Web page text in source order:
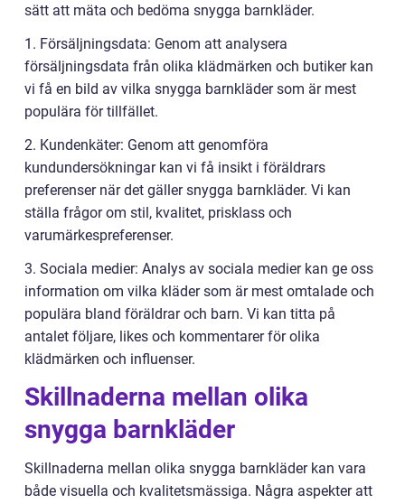
sätt att mäta och bedöma snygga barnkläder.
1. Försäljningsdata: Genom att analysera
försäljningsdata från olika klädmärken och butiker kan
vi få en bild av vilka snygga barnkläder som är mest
populära för tillfället.
2. Kundenkäter: Genom att genomföra
kundundersökningar kan vi få insikt i föräldrars
preferenser när det gäller snygga barnkläder. Vi kan
ställa frågor om stil, kvalitet, prisklass och
varumärkespreferenser.
3. Sociala medier: Analys av sociala medier kan ge oss
information om vilka kläder som är mest omtalade och
populära bland föräldrar och barn. Vi kan titta på
antalet följare, likes och kommentarer för olika
klädmärken och influenser.
Skillnaderna mellan olika
snygga barnkläder
Skillnaderna mellan olika snygga barnkläder kan vara
både visuella och kvalitetsmässiga. Några aspekter att